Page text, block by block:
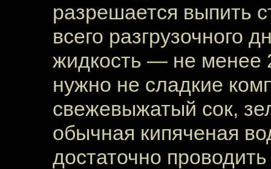
разрешается выпить
всего разгрузочного
жидкость — не менее
нужно не сладкие
свежевыжатый сок,
обычная кипяченая
достаточно